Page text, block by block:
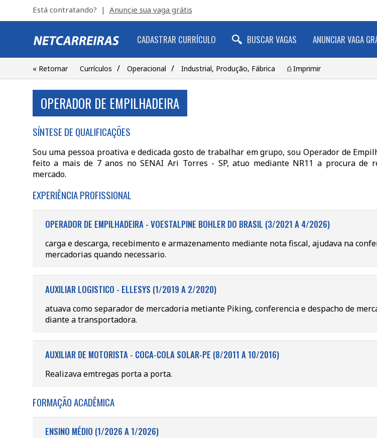
Está contratando? | Anuncie sua vaga grátis
CADASTRAR CURRÍCULO BUSCAR VAGAS ANUNCIAR VAGA
« Retornar Currículos / Operacional / Industrial, Produção, Fábrica ⎙ Imprimir
OPERADOR DE EMPILHADEIRA
SÍNTESE DE QUALIFICAÇÕES
Sou uma pessoa proativa e dedicada gosto de trabalhar em grupo, sou Operador de
feito a mais de 7 anos no SENAI Ari Torres - SP, atuo mediante NR11 a procura de
mercado.
EXPERIÊNCIA PROFISSIONAL
OPERADOR DE EMPILHADEIRA - VOESTALPINE BOHLER DO BRASIL (3/2021 A 4/2026)
carga e descarga, recebimento e armazenamento mediante nota fiscal, ajudava na
mercadorias quando necessario.
AUXILIAR LOGISTICO - ELLESYS (1/2019 A 2/2020)
atuava como separador de mercadoria metiante Piking, conferencia e despacho de
diante a transportadora.
AUXILIAR DE MOTORISTA - COCA-COLA SOLAR-PE (8/2011 A 10/2016)
Realizava emtregas porta a porta.
FORMAÇÃO ACADÊMICA
ENSINO MÉDIO (1/2026 A 1/2026)